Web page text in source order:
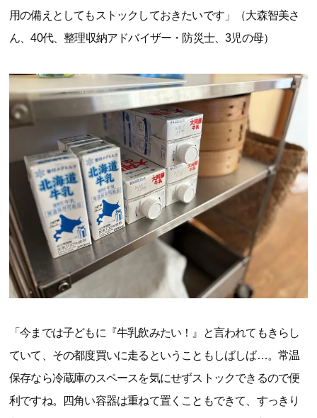
用の備えとしてもストックしておきたいです」（大森智美さ
ん、40代、整理収納アドバイザー・防災士、3児の母）
「今までは子どもに『牛乳飲みたい！』と言われてもきらし
ていて、その都度買いに走るということもしばしば…。常温
保存なら冷蔵庫のスペースを気にせずストックできるので便
利ですね。四角い容器は重ねて置くこともできて、すっきり